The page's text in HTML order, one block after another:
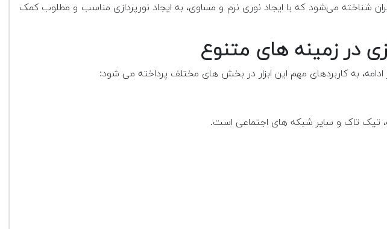
شناخته می‌شود که با ایجاد نوری نرم و مساوی، به ایجاد نورپردازی مناسب و مطلوب کمک
در زمینه های متنوع
به کاربردهای مهم این ابزار در بخش های مختلف پرداخته می شود:
تیک تاک و سایر شبکه های اجتماعی است.